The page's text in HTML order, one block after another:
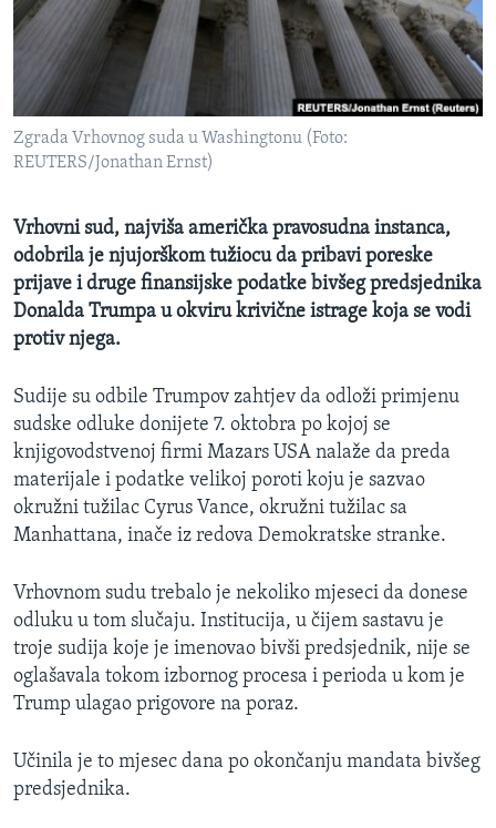
MAGAZIN
O GLASU AMERIKE
Learning English
Jezici
Zgrada Vrhovnog suda u Washingtonu (Foto:
REUTERS/Jonathan Ernst)
Vrhovni sud, najviša američka pravosudna instanca,
odobrila je njujorškom tužiocu da pribavi poreske
prijave i druge finansijske podatke bivšeg predsjednika
Donalda Trumpa u okviru krivične istrage koja se vodi
protiv njega.
Sudije su odbile Trumpov zahtjev da odloži primjenu
sudske odluke donijete 7. oktobra po kojoj se
knjigovodstvenoj firmi Mazars USA nalaže da preda
materijale i podatke velikoj poroti koju je sazvao
okružni tužilac Cyrus Vance, okružni tužilac sa
Manhattana, inače iz redova Demokratske stranke.
Vrhovnom sudu trebalo je nekoliko mjeseci da donese
odluku u tom slučaju. Institucija, u čijem sastavu je
troje sudija koje je imenovao bivši predsjednik, nije se
oglašavala tokom izbornog procesa i perioda u kom je
Trump ulagao prigovore na poraz.
Učinila je to mjesec dana po okončanju mandata bivšeg
predsjednika.